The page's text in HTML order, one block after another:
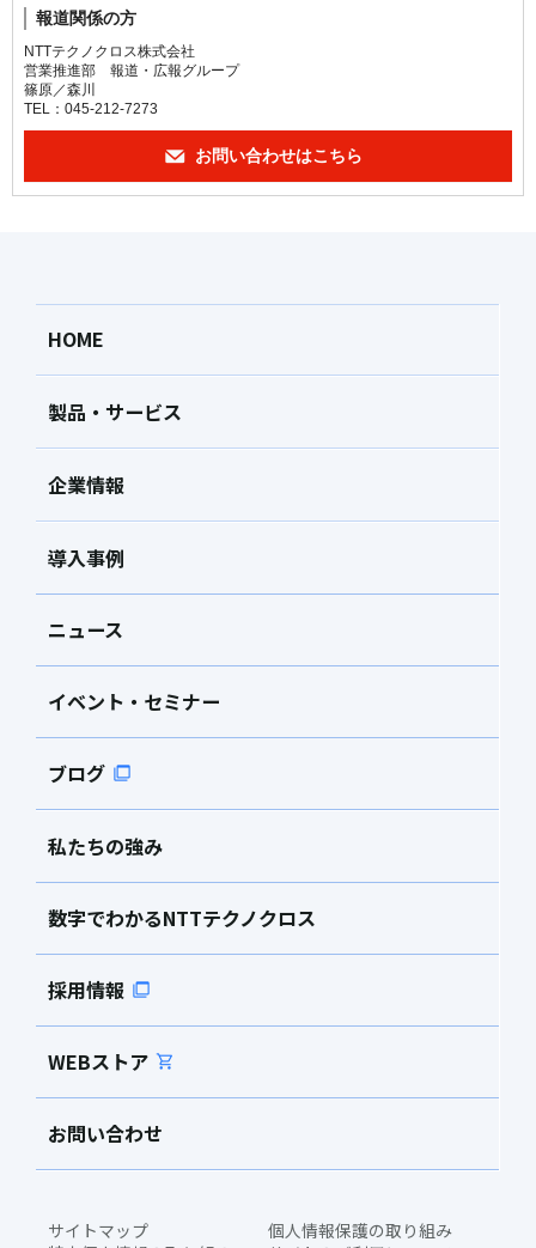
報道関係の方
NTTテクノクロス株式会社
営業推進部 報道・広報グループ
篠原／森川
TEL：045-212-7273
お問い合わせはこちら
HOME
製品・サービス
企業情報
導入事例
ニュース
イベント・セミナー
ブログ
私たちの強み
数字でわかるNTTテクノクロス
採用情報
WEBストア
お問い合わせ
サイトマップ
個人情報保護の取り組み